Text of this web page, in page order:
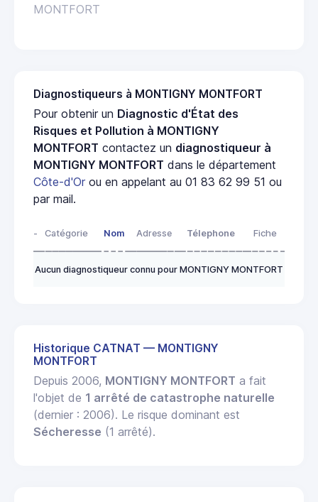
MONTFORT
Diagnostiqueurs à MONTIGNY MONTFORT
Pour obtenir un Diagnostic d'État des
Risques et Pollution à MONTIGNY
MONTFORT contactez un diagnostiqueur à
MONTIGNY MONTFORT dans le département
Côte-d'Or ou en appelant au 01 83 62 99 51 ou
par mail.
- Catégorie Nom Adresse Télephone Fiche
Aucun diagnostiqueur connu pour MONTIGNY MONTFORT
Historique CATNAT — MONTIGNY
MONTFORT
Depuis 2006, MONTIGNY MONTFORT a fait
l'objet de 1 arrêté de catastrophe naturelle
(dernier : 2006). Le risque dominant est
Sécheresse (1 arrêté).